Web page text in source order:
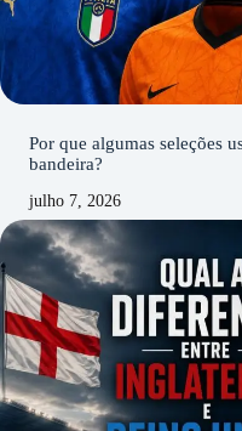
Por que algumas seleções
bandeira?
julho 7, 2026